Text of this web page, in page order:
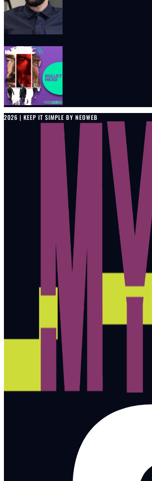
2026 | KEEP IT SIMPLE BY NEOWEB